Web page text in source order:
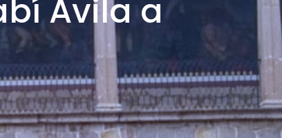
Ávila a